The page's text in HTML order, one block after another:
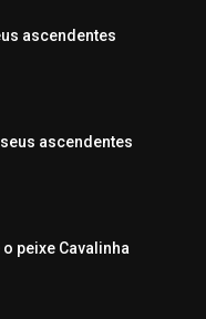
ascendentes
ascendentes
peixe Cavalinha